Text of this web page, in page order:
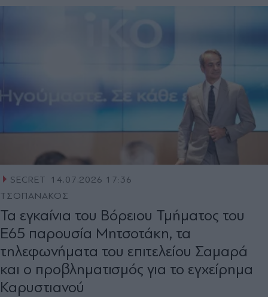
SECRET
14.07.2026 17:36
ΤΣΟΠΑΝΑΚΟΣ
Τα εγκαίνια του Βόρειου Τμήματος του
Ε65 παρουσία Μητσοτάκη, τα
τηλεφωνήματα του επιτελείου Σαμαρά
και ο προβληματισμός για το εγχείρημα
Καρυστιανού